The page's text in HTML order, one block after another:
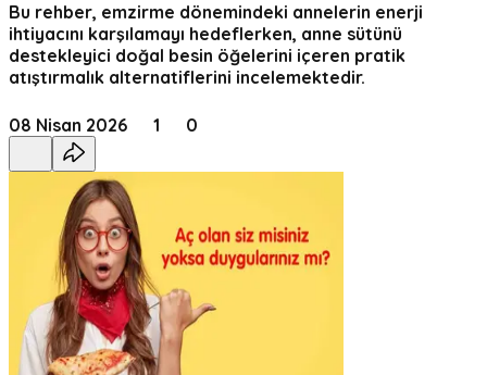
Bu rehber, emzirme dönemindeki annelerin enerji
ihtiyacını karşılamayı hedeflerken, anne sütünü
destekleyici doğal besin öğelerini içeren pratik
atıştırmalık alternatiflerini incelemektedir.
08 Nisan 2026 1 0